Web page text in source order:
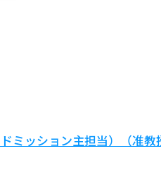
ミッション主担当）（准教